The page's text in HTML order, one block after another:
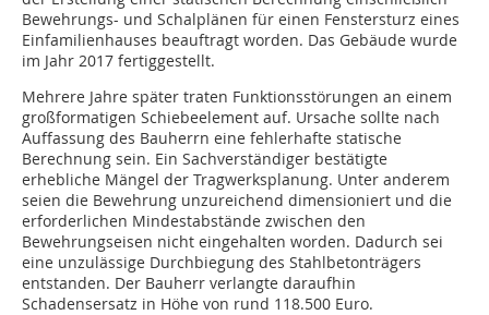
Bewehrungs- und Schalplänen für einen Fenstersturz eines
Einfamilienhauses beauftragt worden. Das Gebäude wurde
im Jahr 2017 fertiggestellt.
Mehrere Jahre später traten Funktionsstörungen an einem
großformatigen Schiebeelement auf. Ursache sollte nach
Auffassung des Bauherrn eine fehlerhafte statische
Berechnung sein. Ein Sachverständiger bestätigte
erhebliche Mängel der Tragwerksplanung. Unter anderem
seien die Bewehrung unzureichend dimensioniert und die
erforderlichen Mindestabstände zwischen den
Bewehrungseisen nicht eingehalten worden. Dadurch sei
eine unzulässige Durchbiegung des Stahlbetonträgers
entstanden. Der Bauherr verlangte daraufhin
Schadensersatz in Höhe von rund 118.500 Euro.